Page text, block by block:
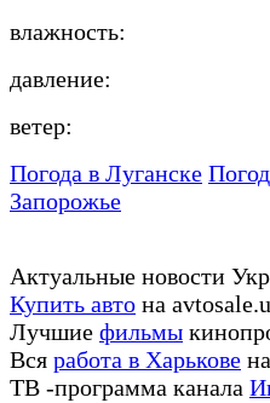
влажность:
давление:
ветер:
Погода в Луганске
Запорожье
Актуальные новости
Купить авто на
Лучшие фильмы
Вся работа в Харькове
ТВ -программа канала